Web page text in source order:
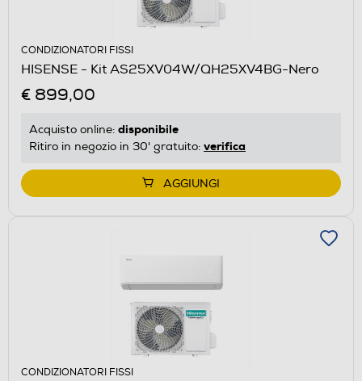
CONDIZIONATORI FISSI
HISENSE - Kit AS25XV04W/QH25XV4BG-Nero
€ 899,00
Acquisto online: disponibile
Ritiro in negozio in 30' gratuito: verifica
AGGIUNGI
CONDIZIONATORI FISSI